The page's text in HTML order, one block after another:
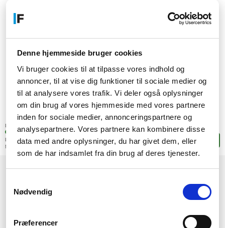
Denne hjemmeside bruger cookies
Vi bruger cookies til at tilpasse vores indhold og
annoncer, til at vise dig funktioner til sociale medier og
til at analysere vores trafik. Vi deler også oplysninger
om din brug af vores hjemmeside med vores partnere
inden for sociale medier, annonceringspartnere og
analysepartnere. Vores partnere kan kombinere disse
data med andre oplysninger, du har givet dem, eller
som de har indsamlet fra din brug af deres tjenester.
Nødvendig
Præferencer
Artikelnummer: F25545147
Lagerstatus:
+5 stk. i fjärrlagring
Leveranstid: 4-9 arbetsdagar
Mer leveransinformation
531,-SEK
Lägg i korgen